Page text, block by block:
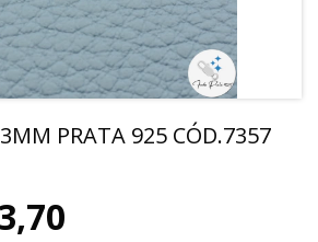
PRATA 925 CÓD.7357